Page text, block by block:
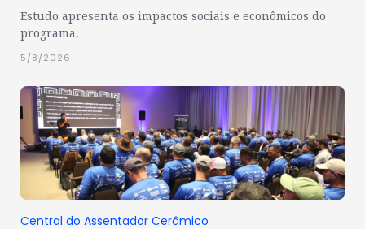
Estudo apresenta os impactos sociais e econômicos do
programa.
5/8/2026
Central do Assentador Cerâmico